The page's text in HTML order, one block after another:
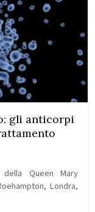
gli anticorpi
della Queen Mary
Londra,